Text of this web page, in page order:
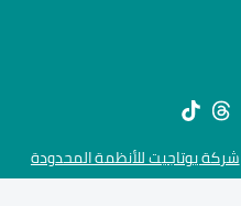
شركة يوتاجيت للأنظمة المحدودة